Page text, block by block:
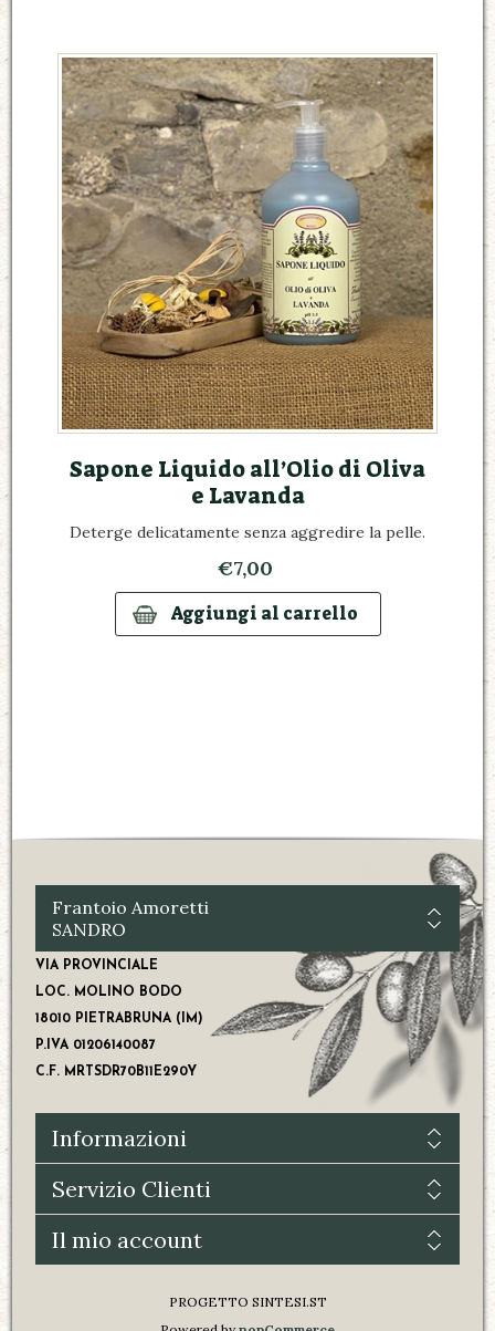
Sapone Liquido all’Olio di Oliva
e Lavanda
Deterge delicatamente senza aggredire la pelle.
€7,00
Frantoio Amoretti
SANDRO
VIA PROVINCIALE
LOC. MOLINO BODO
18010 PIETRABRUNA (IM)
P.IVA 01206140087
C.F. MRTSDR70B11E290Y
Informazioni
Servizio Clienti
Il mio account
PROGETTO SINTESI.ST